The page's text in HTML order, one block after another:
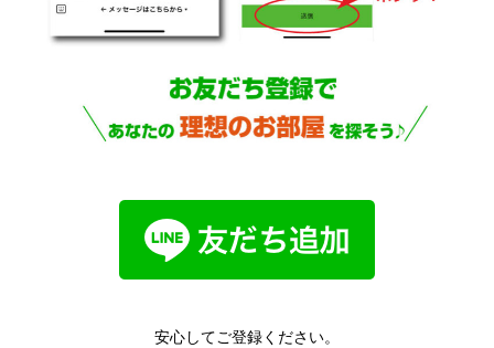
安心してご登録ください。